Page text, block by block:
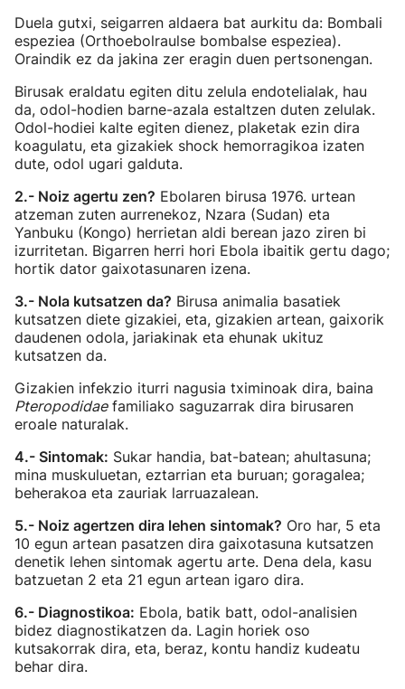
Duela gutxi, seigarren aldaera bat aurkitu da: Bombali
espeziea (Orthoebolraulse bombalse espeziea).
Oraindik ez da jakina zer eragin duen pertsonengan.
Birusak eraldatu egiten ditu zelula endotelialak, hau
da, odol-hodien barne-azala estaltzen duten zelulak.
Odol-hodiei kalte egiten dienez, plaketak ezin dira
koagulatu, eta gizakiek shock hemorragikoa izaten
dute, odol ugari galduta.
2.- Noiz agertu zen? Ebolaren birusa 1976. urtean
atzeman zuten aurrenekoz, Nzara (Sudan) eta
Yanbuku (Kongo) herrietan aldi berean jazo ziren bi
izurritetan. Bigarren herri hori Ebola ibaitik gertu dago;
hortik dator gaixotasunaren izena.
3.- Nola kutsatzen da? Birusa animalia basatiek
kutsatzen diete gizakiei, eta, gizakien artean, gaixorik
daudenen odola, jariakinak eta ehunak ukituz
kutsatzen da.
Gizakien infekzio iturri nagusia tximinoak dira, baina
Pteropodidaefamiliako saguzarrak dira birusaren
eroale naturalak.
4.- Sintomak: Sukar handia, bat-batean; ahultasuna;
mina muskuluetan, eztarrian eta buruan; goragalea;
beherakoa eta zauriak larruazalean.
5.- Noiz agertzen dira lehen sintomak? Oro har, 5 eta
10 egun artean pasatzen dira gaixotasuna kutsatzen
denetik lehen sintomak agertu arte. Dena dela, kasu
batzuetan 2 eta 21 egun artean igaro dira.
6.- Diagnostikoa: Ebola, batik batt, odol-analisien
bidez diagnostikatzen da. Lagin horiek oso
kutsakorrak dira, eta, beraz, kontu handiz kudeatu
behar dira.